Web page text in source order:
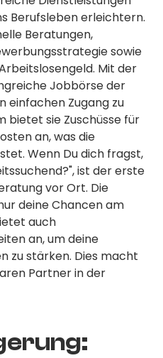
Berufsleben erleichtern.
Beratungen,
sowie
Mit der
Jobbörse der
einfachen Zugang zu
bietet sie Zuschüsse für
an, was die
Wenn Du dich fragst,
ist der erste
vor Ort. Die
deine Chancen am
auch
an, um deine
zu stärken. Dies macht
Partner in der